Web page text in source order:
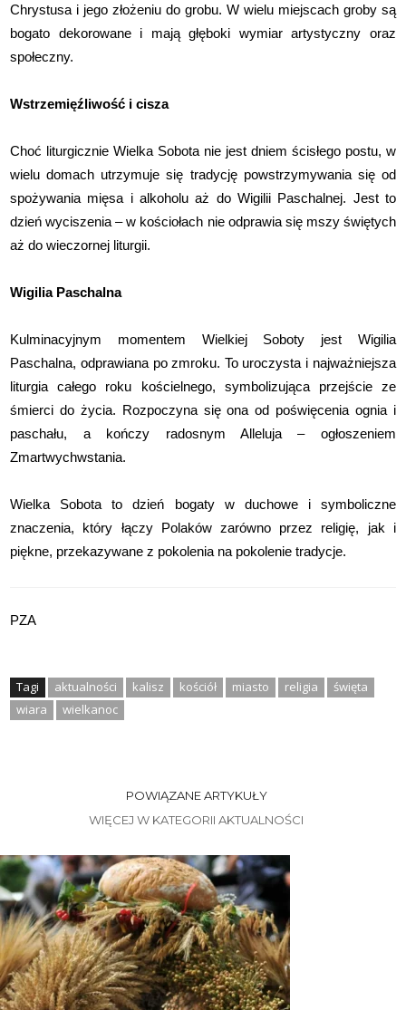
Chrystusa i jego złożeniu do grobu. W wielu miejscach groby są
bogato dekorowane i mają głęboki wymiar artystyczny oraz
społeczny.
Wstrzemięźliwość i cisza
Choć liturgicznie Wielka Sobota nie jest dniem ścisłego postu, w
wielu domach utrzymuje się tradycję powstrzymywania się od
spożywania mięsa i alkoholu aż do Wigilii Paschalnej. Jest to
dzień wyciszenia – w kościołach nie odprawia się mszy świętych
aż do wieczornej liturgii.
Wigilia Paschalna
Kulminacyjnym momentem Wielkiej Soboty jest Wigilia
Paschalna, odprawiana po zmroku. To uroczysta i najważniejsza
liturgia całego roku kościelnego, symbolizująca przejście ze
śmierci do życia. Rozpoczyna się ona od poświęcenia ognia i
paschału, a kończy radosnym Alleluja – ogłoszeniem
Zmartwychwstania.
Wielka Sobota to dzień bogaty w duchowe i symboliczne
znaczenia, który łączy Polaków zarówno przez religię, jak i
piękne, przekazywane z pokolenia na pokolenie tradycje.
PZA
Tagi aktualności kalisz kościół miasto religia
święta
wiara
wielkanoc
POWIĄZANE ARTYKUŁY
WIĘCEJ W KATEGORII AKTUALNOŚCI